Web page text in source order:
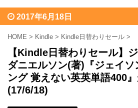
2017年6月18日
HOME > Kindle > Kindle日替わりセール >
【Kindle日替わりセール】
ダニエルソン(著)『ジェイソ
ング 覚えない英英単語400
(17/6/18)